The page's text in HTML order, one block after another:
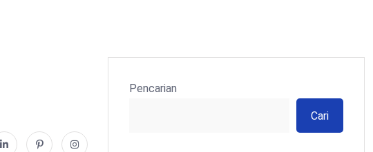
Pencarian
Cari